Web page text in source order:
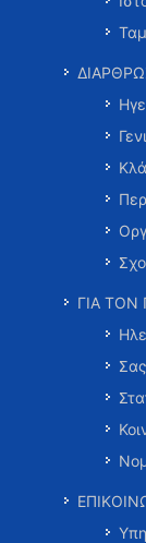
ΓΙΑ ΤΟΝ